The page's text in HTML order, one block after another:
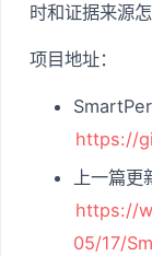
时和证据来源
项目地址：
https://
上一篇更
https://
05/17/